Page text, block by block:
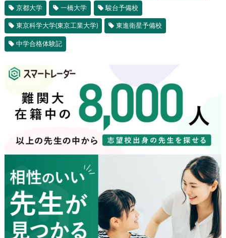
京都大学 一橋大学 駿台予備校
東京科学大学(東京工業大学) 東進衛星予備校
中学合格体験記